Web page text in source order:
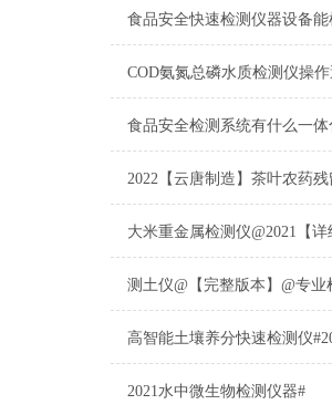
2021水中微生物检测仪器#